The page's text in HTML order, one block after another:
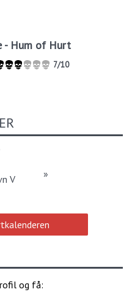
- Hum of Hurt
7/10
V
»
og få: